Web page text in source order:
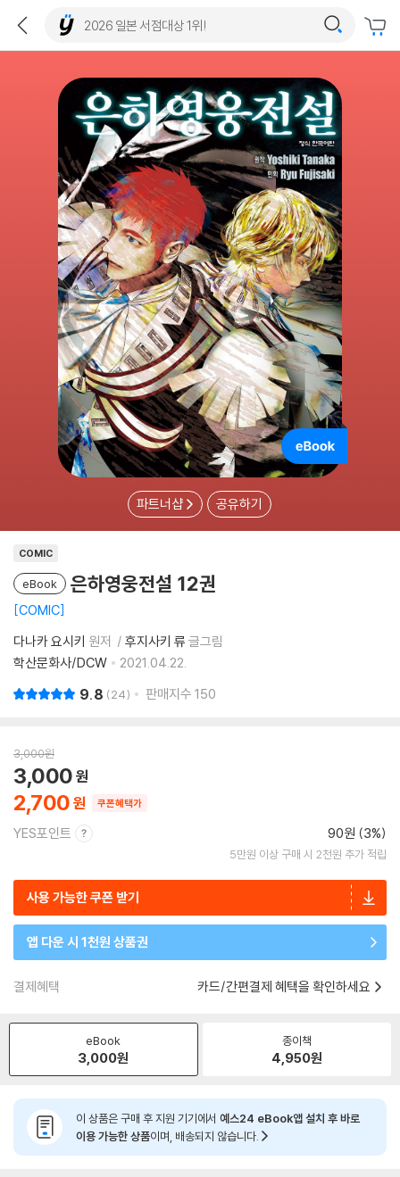
파트너샵 공유하기
COMIC
eBook 은하영웅전설 12권
COMIC
다나카 요시키 원저 후지사키 류 글그림
학산문화사/DCW
2021.04.22.
9.8 24 판매지수 150
3,000원
2,700
3,000
쿠폰혜택가
YES포인트 90원 (3%)
5만원 이상 구매 시 2천원 추가 적립
사용 가능한 쿠폰 받기
앱 다운 시 1천원 상품권
결제혜택 카드/간편결제 혜택을 확인하세요
eBook
3,000원
종이책
4,950원
이 상품은 구매 후 지원 기기에서 예스24 eBook앱 설치 후 바로
이용 가능한 상품이며, 배송되지 않습니다.